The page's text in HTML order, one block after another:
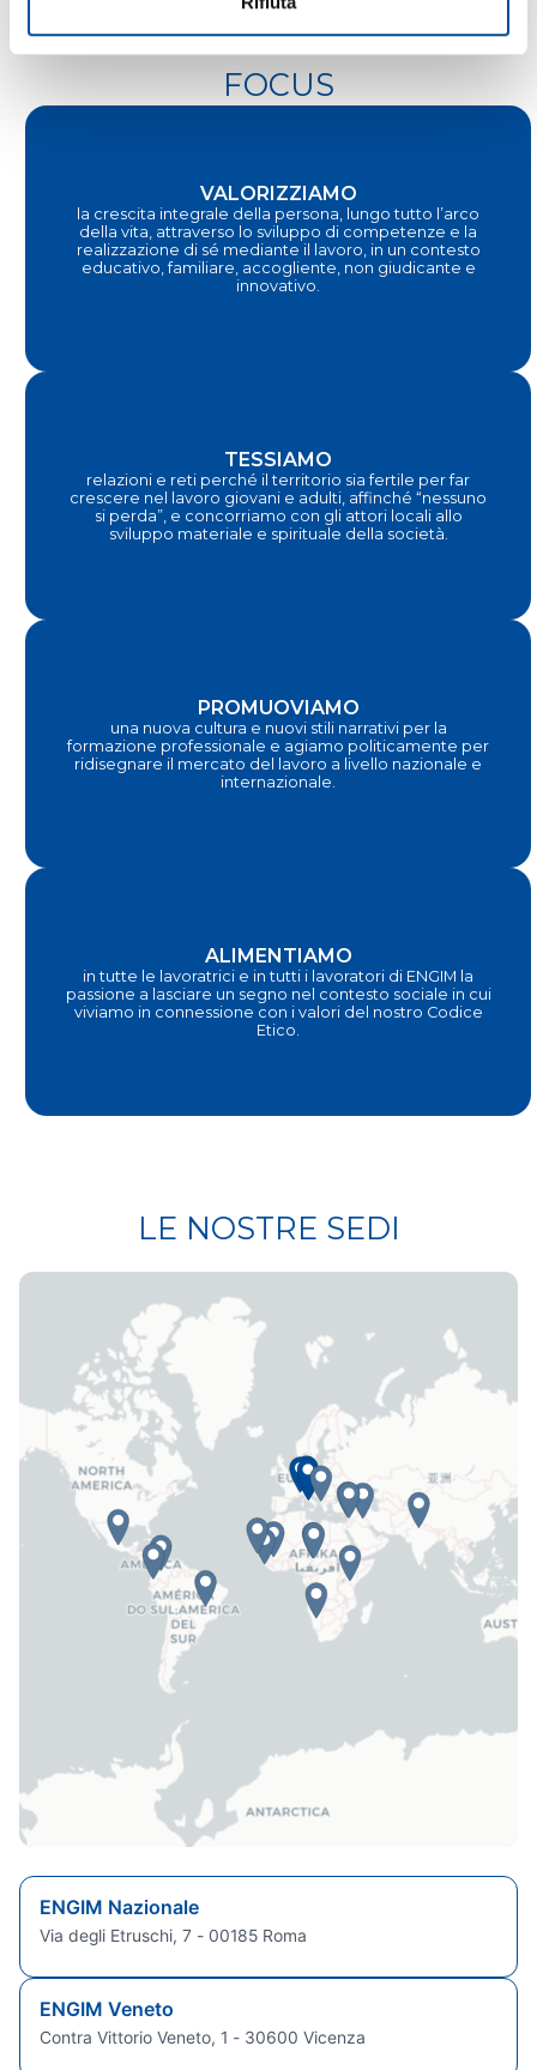
FOCUS
VALORIZZIAMO
la crescita integrale della persona, lungo tutto l’arco
della vita, attraverso lo sviluppo di competenze e la
realizzazione di sé mediante il lavoro, in un contesto
educativo, familiare, accogliente, non giudicante e
innovativo.
TESSIAMO
relazioni e reti perché il territorio sia fertile per far
crescere nel lavoro giovani e adulti, affinché “nessuno
si perda”, e concorriamo con gli attori locali allo
sviluppo materiale e spirituale della società.
PROMUOVIAMO
una nuova cultura e nuovi stili narrativi per la
formazione professionale e agiamo politicamente per
ridisegnare il mercato del lavoro a livello nazionale e
internazionale.
ALIMENTIAMO
in tutte le lavoratrici e in tutti i lavoratori di ENGIM la
passione a lasciare un segno nel contesto sociale in cui
viviamo in connessione con i valori del nostro Codice
Etico.
LE NOSTRE SEDI
ENGIM Nazionale
Via degli Etruschi, 7 - 00185 Roma
ENGIM Veneto
Contra Vittorio Veneto, 1 - 30600 Vicenza